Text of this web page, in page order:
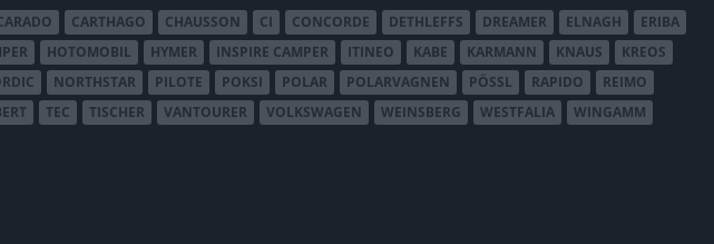
CARTHAGO CHAUSSON CI CONCORDE DETHLEFFS DREAMER ELNAGH
ERIBA
HOTOMOBIL HYMER INSPIRE CAMPER ITINEO KABE KARMANN KNAUS
KREOS
NORTHSTAR PILOTE POKSI POLAR POLARVAGNEN PÖSSL RAPIDO
REIMO
TEC TISCHER VANTOURER VOLKSWAGEN WEINSBERG WESTFALIA
WINGAMM